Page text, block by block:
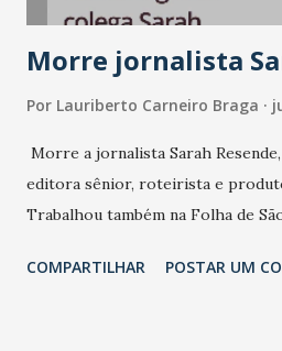
Morre jornalista
Por Lauriberto Carneiro Braga
Morre a jornalista Sarah
editora sênior, roteirista e
Trabalhou também na Folha de
COMPARTILHAR POSTAR UM